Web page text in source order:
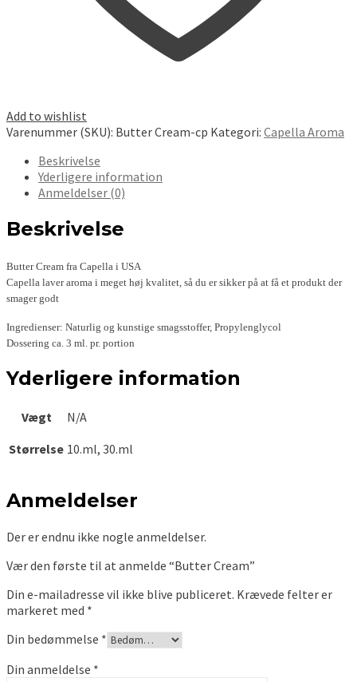
Add to wishlist
Varenummer (SKU): Butter Cream-cp Kategori: Capella Aroma
Beskrivelse
Yderligere information
Anmeldelser (0)
Beskrivelse
Butter Cream fra Capella i USA
Capella laver aroma i meget høj kvalitet, så du er sikker på at få et produkt der
smager godt
Ingredienser: Naturlig og kunstige smagsstoffer, Propylenglycol
Dossering ca. 3 ml. pr. portion
Yderligere information
Vægt
N/A
Størrelse 10.ml, 30.ml
Anmeldelser
Der er endnu ikke nogle anmeldelser.
Vær den første til at anmelde “Butter Cream”
Din e-mailadresse vil ikke blive publiceret. Krævede felter er
markeret med *
Din bedømmelse *
Din anmeldelse *